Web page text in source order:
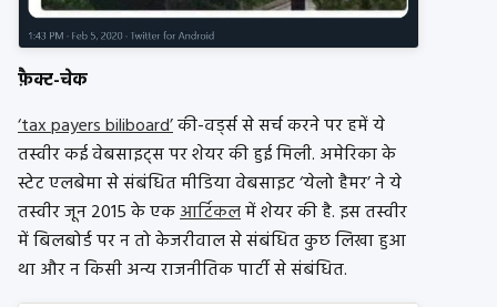
फ़ैक्ट-चेक
‘tax payers biliboard’की-वर्ड्स से सर्च करने पर हमें ये
तस्वीर कई वेबसाइट्स पर शेयर की हुई मिली. अमेरिका के
स्टेट एलबेमा से संबंधित मीडिया वेबसाइट ‘येलो हैमर’ ने ये
तस्वीर जून 2015 के एकआर्टिकलमें शेयर की है. इस तस्वीर
में बिलबोर्ड पर न तो केजरीवाल से संबंधित कुछ लिखा हुआ
था और न किसी अन्य राजनीतिक पार्टी से संबंधित.